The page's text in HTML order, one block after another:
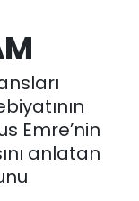
Emre’nin
anlatan